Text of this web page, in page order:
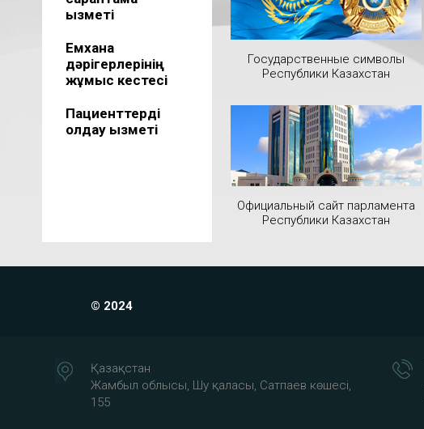
қызметі
Емхана
дәрігерлерінің
жұмыс кестесі
Пациенттерді
қолдау қызметі
Государственные символы
Республики Казахстан
Официальный сайт парламента
Республики Казахстан
© 2024
Қазақстан
Жамбыл облысы, Шу қаласы, Сатпаев көшесі,
155